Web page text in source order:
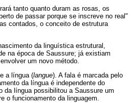
tanto quanto duram as rosas, os
de passar porque se inscreve no real"
contados, o conceito de estrutura
da linguística estrutural,
na época de Saussure; já existiam
um novo método.
a língua (langue). A fala é marcada pelo
da língua é independente do
da língua possibilitou a Saussure um
o funcionamento da linguagem.